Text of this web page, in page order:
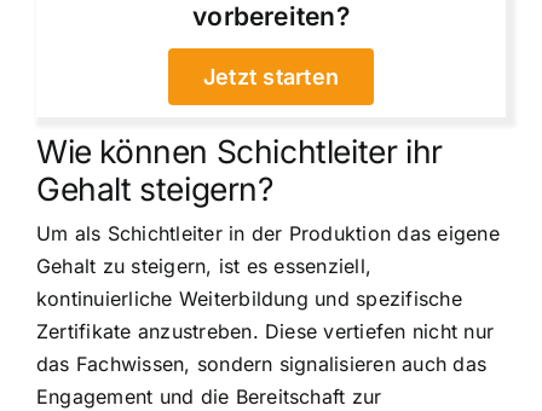
vorbereiten?
Jetzt starten
Wie können Schichtleiter ihr
Gehalt steigern?
Um als Schichtleiter in der Produktion das eigene
Gehalt zu steigern, ist es essenziell,
kontinuierliche Weiterbildung und spezifische
Zertifikate anzustreben. Diese vertiefen nicht nur
das Fachwissen, sondern signalisieren auch das
Engagement und die Bereitschaft zur